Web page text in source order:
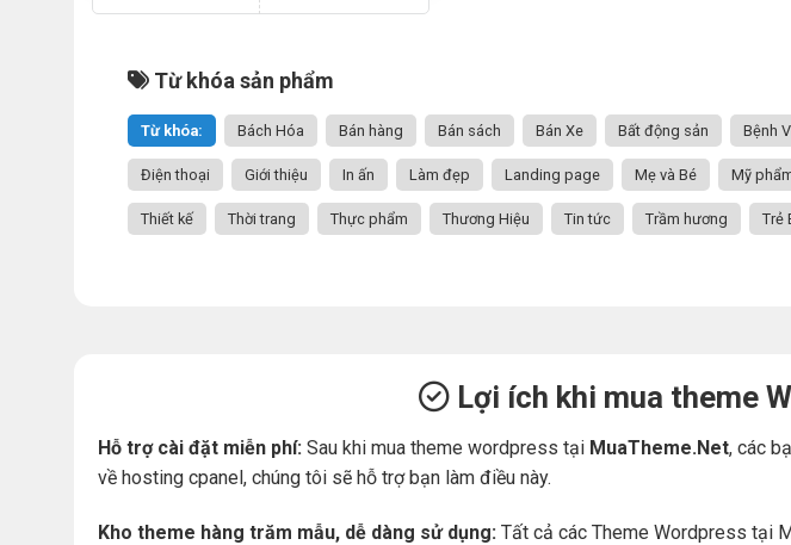
Từ khóa sản phẩm
Từ khóa: Bách Hóa Bán hàng Bán sách Bán Xe Bất động sản Bệnh
Điện thoại Giới thiệu In ấn Làm đẹp Landing page Mẹ và Bé Mỹ
Thiết kế Thời trang Thực phẩm Thương Hiệu Tin tức Trầm hương Trẻ
Lợi ích khi mua theme
Hỗ trợ cài đặt miễn phí: Sau khi mua theme wordpress tại MuaTheme.Net, các
về hosting cpanel, chúng tôi sẽ hỗ trợ bạn làm điều này.
Kho theme hàng trăm mẫu, dễ dàng sử dụng: Tất cả các Theme Wordpress tại